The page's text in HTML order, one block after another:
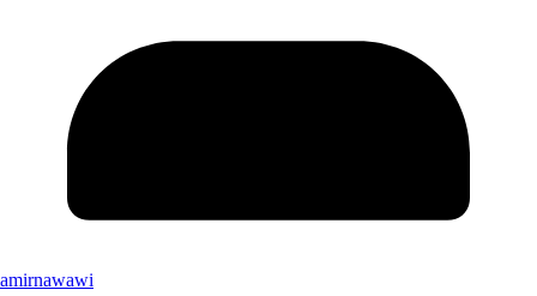
amirnawawi